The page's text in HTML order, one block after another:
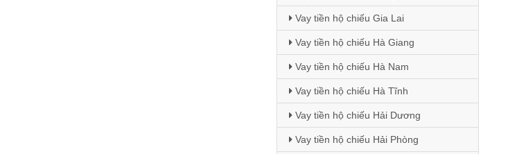
Vay tiền hộ chiếu Gia Lai
Vay tiền hộ chiếu Hà Giang
Vay tiền hộ chiếu Hà Nam
Vay tiền hộ chiếu Hà Tĩnh
Vay tiền hộ chiếu Hải Dương
Vay tiền hộ chiếu Hải Phòng